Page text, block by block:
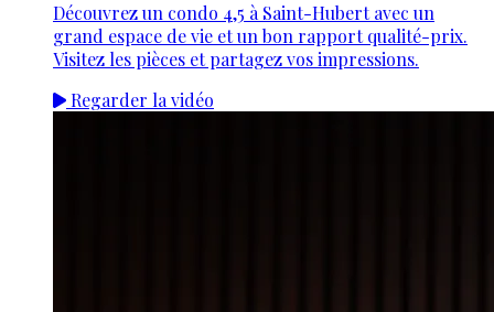
Découvrez un condo 4,5 à Saint-Hubert avec un
grand espace de vie et un bon rapport qualité-prix.
Visitez les pièces et partagez vos impressions.
Regarder la vidéo